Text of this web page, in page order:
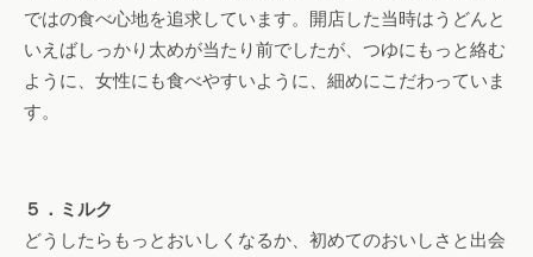
ではの食べ心地を追求しています。開店した当時はうどんと
いえばしっかり太めが当たり前でしたが、つゆにもっと絡む
ように、女性にも食べやすいように、細めにこだわっていま
す。
５．ミルク
どうしたらもっとおいしくなるか、初めてのおいしさと出会